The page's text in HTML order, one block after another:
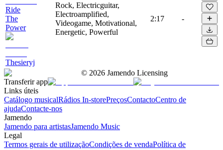
Ride
The
Power
Thesieryj
Rock, Electricguitar,
Electroamplified,
Videogame, Motivational,
Energetic, Powerful
2:17 -
© 2026 Jamendo Licensing
Transferir app
Links úteis
Catálogo musicalRádios In-storePreçosContactoCentro de
ajudaContacte-nos
Jamendo
Jamendo para artistasJamendo Music
Legal
Termos gerais de utilizaçãoCondições de vendaPolítica de